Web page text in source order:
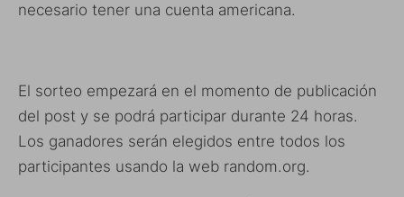
necesario tener una cuenta americana.
El sorteo empezará en el momento de publicación
del post y se podrá participar durante 24 horas.
Los ganadores serán elegidos entre todos los
participantes usando la web random.org.